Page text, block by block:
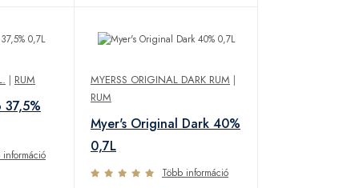
| RUM
információ
MYERSS ORIGINAL DARK RUM |
RUM
Myer's Original Dark 40%
0,7L
Több információ